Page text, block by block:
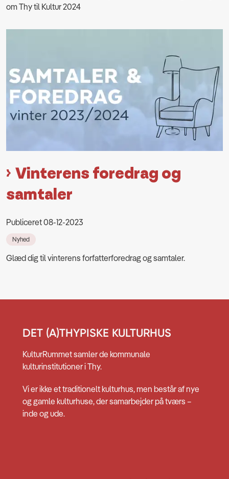
om Thy til Kultur 2024
Vinterens foredrag og
samtaler
Publiceret 08-12-2023
Nyhed
Glæd dig til vinterens forfatterforedrag og samtaler.
DET (A)THYPISKE KULTURHUS
KulturRummet samler de kommunale
kulturinstitutioner i Thy.
Vi er ikke et traditionelt kulturhus, men består af nye
og gamle kulturhuse, der samarbejder på tværs –
inde og ude.